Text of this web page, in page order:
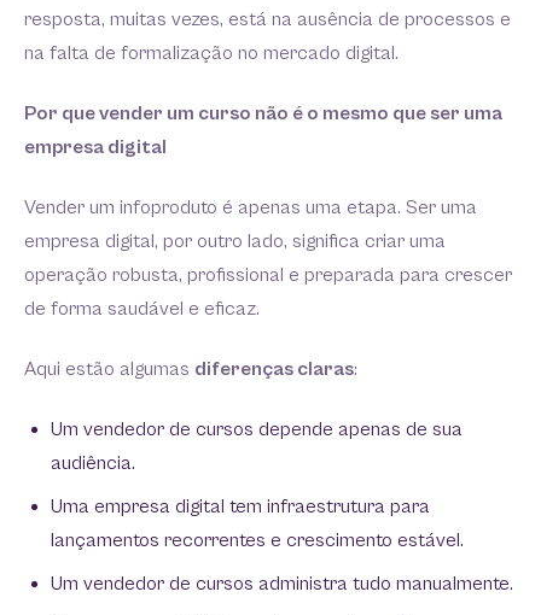
resposta, muitas vezes, está na ausência de processos e
na falta de formalização no mercado digital.
Por que vender um curso não é o mesmo que ser uma
empresa digital
Vender um infoproduto é apenas uma etapa. Ser uma
empresa digital, por outro lado, significa criar uma
operação robusta, profissional e preparada para crescer
de forma saudável e eficaz.
Aqui estão algumas diferenças claras:
Um vendedor de cursos depende apenas de sua
audiência.
Uma empresa digital tem infraestrutura para
lançamentos recorrentes e crescimento estável.
Um vendedor de cursos administra tudo manualmente.